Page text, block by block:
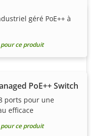
géré PoE++ à
ce produit
PoE++ Switch
ports pour une
efficace
ce produit
produits
des intégrateurs